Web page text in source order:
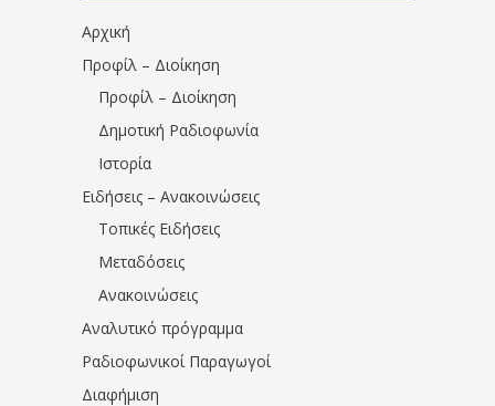
Αρχική
Προφίλ – Διοίκηση
Προφίλ – Διοίκηση
Δημοτική Ραδιοφωνία
Ιστορία
Ειδήσεις – Ανακοινώσεις
Τοπικές Ειδήσεις
Μεταδόσεις
Ανακοινώσεις
Αναλυτικό πρόγραμμα
Ραδιοφωνικοί Παραγωγοί
Διαφήμιση